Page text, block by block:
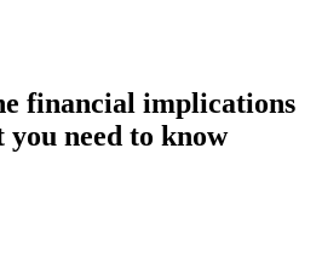
financial implications
need to know